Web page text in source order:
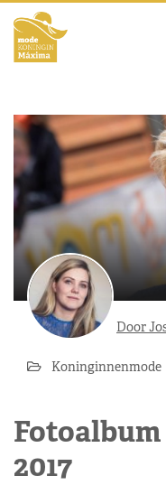
Door
Koninginnenmode
2017